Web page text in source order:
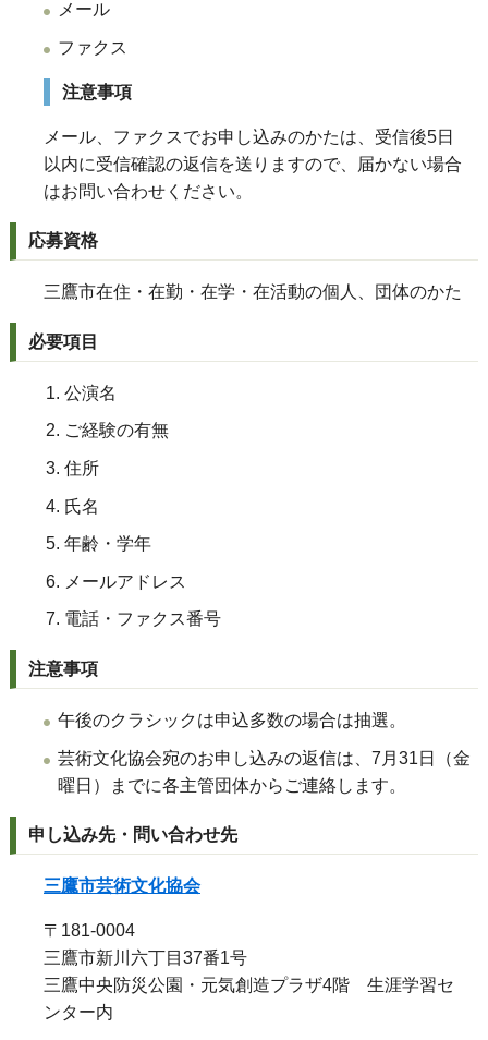
メール
ファクス
注意事項
メール、ファクスでお申し込みのかたは、受信後5日
以内に受信確認の返信を送りますので、届かない場合
はお問い合わせください。
応募資格
三鷹市在住・在勤・在学・在活動の個人、団体のかた
必要項目
公演名
ご経験の有無
住所
氏名
年齢・学年
メールアドレス
電話・ファクス番号
注意事項
午後のクラシックは申込多数の場合は抽選。
芸術文化協会宛のお申し込みの返信は、7月31日（金
曜日）までに各主管団体からご連絡します。
申し込み先・問い合わせ先
三鷹市芸術文化協会
〒181-0004
三鷹市新川六丁目37番1号
三鷹中央防災公園・元気創造プラザ4階 生涯学習セ
ンター内